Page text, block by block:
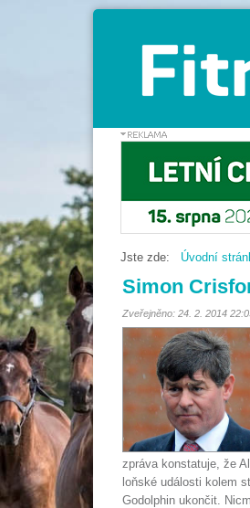
Jste zde: Úvodní
Simon
Zveřejněno: 24. 2. 2014
zpráva konstatuje, že
loňské události kolem
Godolphin ukončit.